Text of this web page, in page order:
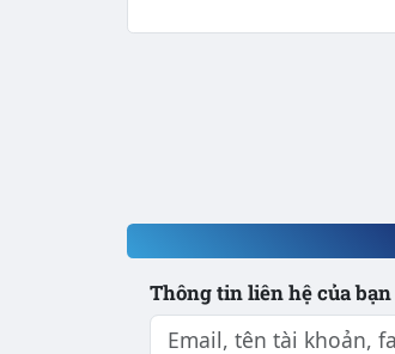
Thông tin liên hệ của bạn